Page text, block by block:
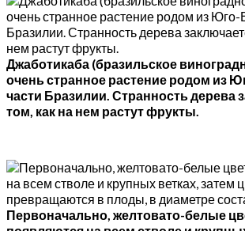
Джаботикаба (бразильское
очень странное растение родом из
части Бразилии. Странность дерева
том, как на нем растут фрукты.
Первоначально, желтовато-белые